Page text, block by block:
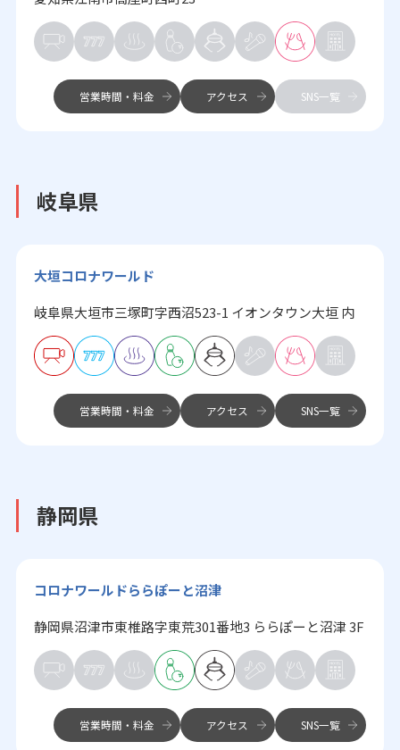
営業時間・料金 アクセス SNS一覧
岐阜県
大垣コロナワールド
岐阜県大垣市三塚町字西沼523-1 イオンタウン大垣 内
営業時間・料金 アクセス SNS一覧
静岡県
コロナワールドららぽーと沼津
静岡県沼津市東椎路字東荒301番地3 ららぽーと沼津 3F
営業時間・料金 アクセス SNS一覧